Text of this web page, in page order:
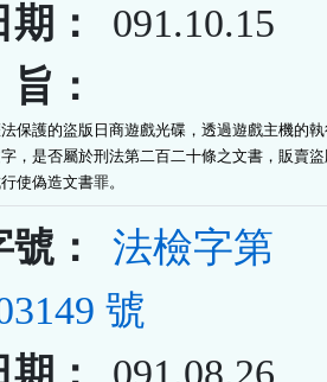
：
091.10.15
：
保護的盜版日商遊戲光碟，透過遊戲主機的
，是否屬於刑法第二百二十條之文書，販賣
使偽造文書罪。
：
法檢字第
號